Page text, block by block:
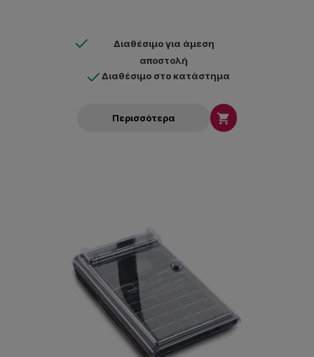
Διαθέσιμο για άμεση
αποστολή
Διαθέσιμο στο κατάστημα
Περισσότερα 